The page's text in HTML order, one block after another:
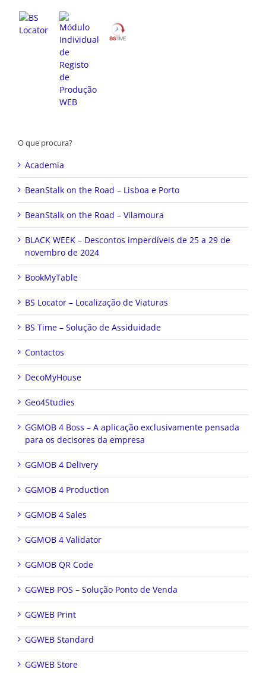
O que procura?
Academia
BeanStalk on the Road – Lisboa e Porto
BeanStalk on the Road – Vilamoura
BLACK WEEK – Descontos imperdíveis de 25 a 29 de
novembro de 2024
BookMyTable
BS Locator – Localização de Viaturas
BS Time – Solução de Assiduidade
Contactos
DecoMyHouse
Geo4Studies
GGMOB 4 Boss – A aplicação exclusivamente pensada
para os decisores da empresa
GGMOB 4 Delivery
GGMOB 4 Production
GGMOB 4 Sales
GGMOB 4 Validator
GGMOB QR Code
GGWEB POS – Solução Ponto de Venda
GGWEB Print
GGWEB Standard
GGWEB Store